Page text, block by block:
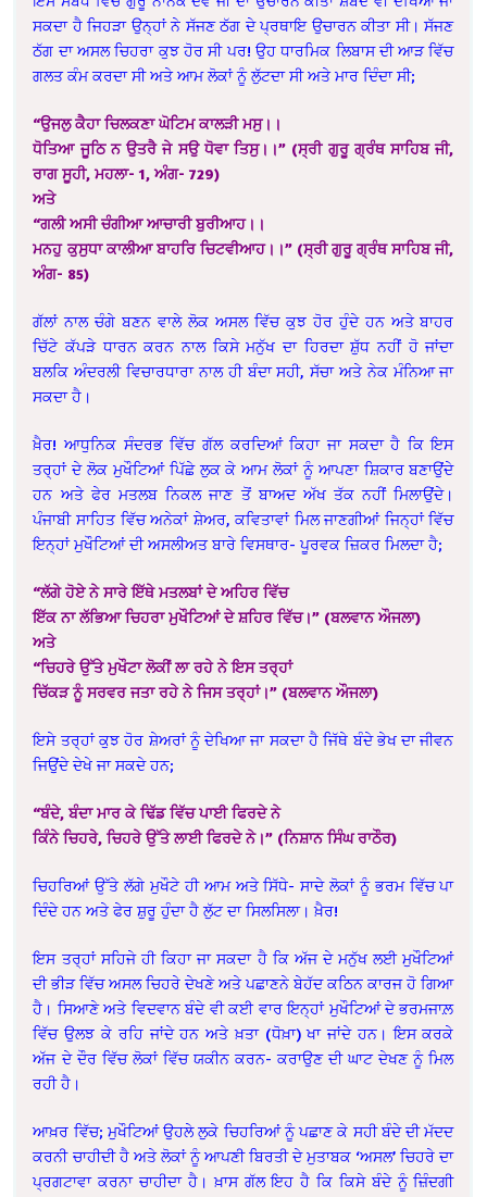
ਸਕਦਾ ਹੈ ਜਿਹੜਾ ਉਨ੍ਹਾਂ ਨੇ ਸੱਜਣ ਠੱਗ ਦੇ ਪ੍ਰਥਾਇ ਉਚਾਰਨ ਕੀਤਾ ਸੀ। ਸੱਜਣ
ਠੱਗ ਦਾ ਅਸਲ ਚਿਹਰਾ ਕੁਝ ਹੋਰ ਸੀ ਪਰ! ਉਹ ਧਾਰਮਿਕ ਲਿਬਾਸ ਦੀ ਆੜ ਵਿੱਚ
ਗਲਤ ਕੰਮ ਕਰਦਾ ਸੀ ਅਤੇ ਆਮ ਲੋਕਾਂ ਨੂੰ ਲੁੱਟਦਾ ਸੀ ਅਤੇ ਮਾਰ ਦਿੰਦਾ ਸੀ;
“ਉਜਲੁ ਕੈਹਾ ਚਿਲਕਣਾ ਘੋਟਿਮ ਕਾਲੜੀ ਮਸੁ।।
ਧੋਤਿਆ ਜੂਠਿ ਨ ਉਤਰੈ ਜੇ ਸਉ ਧੋਵਾ ਤਿਸੁ।।” (ਸ੍ਰੀ ਗੁਰੂ ਗ੍ਰੰਥ ਸਾਹਿਬ ਜੀ,
ਰਾਗ ਸੂਹੀ, ਮਹਲਾ- 1, ਅੰਗ- 729)
ਅਤੇ
“ਗਲੀ ਅਸੀ ਚੰਗੀਆ ਆਚਾਰੀ ਬੁਰੀਆਹ।।
ਮਨਹੁ ਕੁਸੁਧਾ ਕਾਲੀਆ ਬਾਹਰਿ ਚਿਟਵੀਆਹ।।” (ਸ੍ਰੀ ਗੁਰੂ ਗ੍ਰੰਥ ਸਾਹਿਬ ਜੀ,
ਅੰਗ- 85)
ਗੱਲਾਂ ਨਾਲ ਚੰਗੇ ਬਣਨ ਵਾਲੇ ਲੋਕ ਅਸਲ ਵਿੱਚ ਕੁਝ ਹੋਰ ਹੁੰਦੇ ਹਨ ਅਤੇ ਬਾਹਰ
ਚਿੱਟੇ ਕੱਪੜੇ ਧਾਰਨ ਕਰਨ ਨਾਲ ਕਿਸੇ ਮਨੁੱਖ ਦਾ ਹਿਰਦਾ ਸ਼ੁੱਧ ਨਹੀਂ ਹੋ ਜਾਂਦਾ
ਬਲਕਿ ਅੰਦਰਲੀ ਵਿਚਾਰਧਾਰਾ ਨਾਲ ਹੀ ਬੰਦਾ ਸਹੀ, ਸੱਚਾ ਅਤੇ ਨੇਕ ਮੰਨਿਆ ਜਾ
ਸਕਦਾ ਹੈ।
ਖ਼ੈਰ! ਆਧੁਨਿਕ ਸੰਦਰਭ ਵਿੱਚ ਗੱਲ ਕਰਦਿਆਂ ਕਿਹਾ ਜਾ ਸਕਦਾ ਹੈ ਕਿ ਇਸ
ਤਰ੍ਹਾਂ ਦੇ ਲੋਕ ਮੁਖੌਟਿਆਂ ਪਿੱਛੇ ਲੁਕ ਕੇ ਆਮ ਲੋਕਾਂ ਨੂੰ ਆਪਣਾ ਸ਼ਿਕਾਰ ਬਣਾਉਂਦੇ
ਹਨ ਅਤੇ ਫੇਰ ਮਤਲਬ ਨਿਕਲ ਜਾਣ ਤੋਂ ਬਾਅਦ ਅੱਖ ਤੱਕ ਨਹੀਂ ਮਿਲਾਉਂਦੇ।
ਪੰਜਾਬੀ ਸਾਹਿਤ ਵਿੱਚ ਅਨੇਕਾਂ ਸ਼ੇਅਰ, ਕਵਿਤਾਵਾਂ ਮਿਲ ਜਾਣਗੀਆਂ ਜਿਨ੍ਹਾਂ ਵਿੱਚ
ਇਨ੍ਹਾਂ ਮੁਖੌਟਿਆਂ ਦੀ ਅਸਲੀਅਤ ਬਾਰੇ ਵਿਸਥਾਰ- ਪੂਰਵਕ ਜ਼ਿਕਰ ਮਿਲਦਾ ਹੈ;
“ਲੱਗੇ ਹੋਏ ਨੇ ਸਾਰੇ ਇੱਥੇ ਮਤਲਬਾਂ ਦੇ ਅਹਿਰ ਵਿੱਚ
ਇੱਕ ਨਾ ਲੱਭਿਆ ਚਿਹਰਾ ਮੁਖੌਟਿਆਂ ਦੇ ਸ਼ਹਿਰ ਵਿੱਚ।” (ਬਲਵਾਨ ਔਜਲਾ)
ਅਤੇ
“ਚਿਹਰੇ ਉੱਤੇ ਮੁਖੌਟਾ ਲੋਕੀਂ ਲਾ ਰਹੇ ਨੇ ਇਸ ਤਰ੍ਹਾਂ
ਚਿੱਕੜ ਨੂੰ ਸਰਵਰ ਜਤਾ ਰਹੇ ਨੇ ਜਿਸ ਤਰ੍ਹਾਂ।” (ਬਲਵਾਨ ਔਜਲਾ)
ਇਸੇ ਤਰ੍ਹਾਂ ਕੁਝ ਹੋਰ ਸ਼ੇਅਰਾਂ ਨੂੰ ਦੇਖਿਆ ਜਾ ਸਕਦਾ ਹੈ ਜਿੱਥੇ ਬੰਦੇ ਭੇਖ ਦਾ ਜੀਵਨ
ਜਿਉਂਦੇ ਦੇਖੇ ਜਾ ਸਕਦੇ ਹਨ;
“ਬੰਦੇ, ਬੰਦਾ ਮਾਰ ਕੇ ਢਿੱਡ ਵਿੱਚ ਪਾਈ ਫਿਰਦੇ ਨੇ
ਕਿੰਨੇ ਚਿਹਰੇ, ਚਿਹਰੇ ਉੱਤੇ ਲਾਈ ਫਿਰਦੇ ਨੇ।” (ਨਿਸ਼ਾਨ ਸਿੰਘ ਰਾਠੌਰ)
ਚਿਹਰਿਆਂ ਉੱਤੇ ਲੱਗੇ ਮੁਖੌਟੇ ਹੀ ਆਮ ਅਤੇ ਸਿੱਧੇ- ਸਾਦੇ ਲੋਕਾਂ ਨੂੰ ਭਰਮ ਵਿੱਚ ਪਾ
ਦਿੰਦੇ ਹਨ ਅਤੇ ਫੇਰ ਸ਼ੁਰੂ ਹੁੰਦਾ ਹੈ ਲੁੱਟ ਦਾ ਸਿਲਸਿਲਾ। ਖ਼ੈਰ!
ਇਸ ਤਰ੍ਹਾਂ ਸਹਿਜੇ ਹੀ ਕਿਹਾ ਜਾ ਸਕਦਾ ਹੈ ਕਿ ਅੱਜ ਦੇ ਮਨੁੱਖ ਲਈ ਮੁਖੌਟਿਆਂ
ਦੀ ਭੀੜ ਵਿੱਚ ਅਸਲ ਚਿਹਰੇ ਦੇਖਣੇ ਅਤੇ ਪਛਾਣਨੇ ਬੇਹੱਦ ਕਠਿਨ ਕਾਰਜ ਹੋ ਗਿਆ
ਹੈ। ਸਿਆਣੇ ਅਤੇ ਵਿਦਵਾਨ ਬੰਦੇ ਵੀ ਕਈ ਵਾਰ ਇਨ੍ਹਾਂ ਮੁਖੌਟਿਆਂ ਦੇ ਭਰਮਜਾਲ਼
ਵਿੱਚ ਉਲਝ ਕੇ ਰਹਿ ਜਾਂਦੇ ਹਨ ਅਤੇ ਖ਼ਤਾ (ਧੋਖ਼ਾ) ਖਾ ਜਾਂਦੇ ਹਨ। ਇਸ ਕਰਕੇ
ਅੱਜ ਦੇ ਦੌਰ ਵਿੱਚ ਲੋਕਾਂ ਵਿੱਚ ਯਕੀਨ ਕਰਨ- ਕਰਾਉਣ ਦੀ ਘਾਟ ਦੇਖਣ ਨੂੰ ਮਿਲ
ਰਹੀ ਹੈ।
ਆਖ਼ਰ ਵਿੱਚ; ਮੁਖੌਟਿਆਂ ਉਹਲੇ ਲੁਕੇ ਚਿਹਰਿਆਂ ਨੂੰ ਪਛਾਣ ਕੇ ਸਹੀ ਬੰਦੇ ਦੀ ਮੱਦਦ
ਕਰਨੀ ਚਾਹੀਦੀ ਹੈ ਅਤੇ ਲੋਕਾਂ ਨੂੰ ਆਪਣੀ ਬਿਰਤੀ ਦੇ ਮੁਤਾਬਕ ‘ਅਸਲ’ ਚਿਹਰੇ ਦਾ
ਪ੍ਰਗਟਾਵਾ ਕਰਨਾ ਚਾਹੀਦਾ ਹੈ। ਖ਼ਾਸ ਗੱਲ ਇਹ ਹੈ ਕਿ ਕਿਸੇ ਬੰਦੇ ਨੂੰ ਜ਼ਿੰਦਗੀ